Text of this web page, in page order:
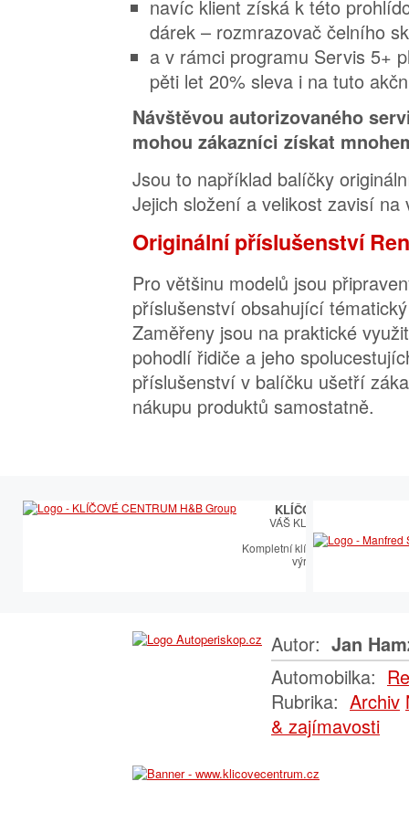
navíc klient získá k této
dárek – rozmrazovač čelního
a v rámci programu Servis 5+
pěti let 20% sleva i na tuto
Návštěvou autorizovaného
mohou zákazníci získat
Jsou to například balíčky
Jejich složení a velikost zavisí na
Originální příslušenství
Pro většinu modelů jsou
příslušenství obsahující
Zaměřeny jsou na praktické
pohodlí řidiče a jeho
příslušenství v balíčku ušetří
nákupu produktů samostatně.
KLÍČOVÉ CENTRUM
VÁŠ KLÍČOVÝ PARTNER
Kompletní klíčařský sortiment
výroby autoklíčů
Autor: Jan
Automobilka:
Rubrika: Archiv
& zajímavosti